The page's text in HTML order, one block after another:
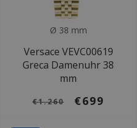
Ø 38 mm
Versace VEVC00619
Greca Damenuhr 38
mm
€1.260 €699